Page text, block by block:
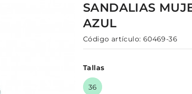
SANDALIAS
AZUL
Código artículo: 60469-36
Tallas
36